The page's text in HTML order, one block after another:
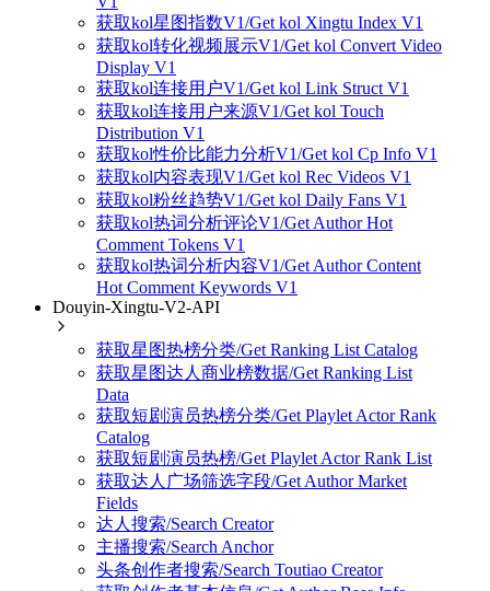
获取kol星图指数V1/Get kol Xingtu Index V1
获取kol转化视频展示V1/Get kol Convert Video
Display V1
获取kol连接用户V1/Get kol Link Struct V1
获取kol连接用户来源V1/Get kol Touch
Distribution V1
获取kol性价比能力分析V1/Get kol Cp Info V1
获取kol内容表现V1/Get kol Rec Videos V1
获取kol粉丝趋势V1/Get kol Daily Fans V1
获取kol热词分析评论V1/Get Author Hot
Comment Tokens V1
获取kol热词分析内容V1/Get Author Content
Hot Comment Keywords V1
Douyin-Xingtu-V2-API
获取星图热榜分类/Get Ranking List Catalog
获取星图达人商业榜数据/Get Ranking List
Data
获取短剧演员热榜分类/Get Playlet Actor Rank
Catalog
获取短剧演员热榜/Get Playlet Actor Rank List
获取达人广场筛选字段/Get Author Market
Fields
达人搜索/Search Creator
主播搜索/Search Anchor
头条创作者搜索/Search Toutiao Creator